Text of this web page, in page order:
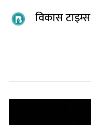
विकास टाइम्स